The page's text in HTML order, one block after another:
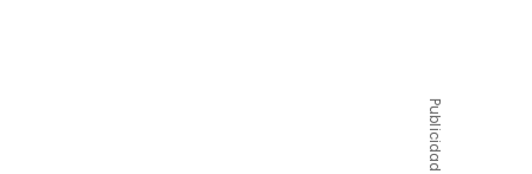
Publicidad